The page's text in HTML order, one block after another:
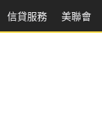
信貸服務 美聯會